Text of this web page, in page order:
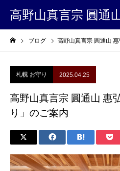
高野山真言宗 圓通
ブログ 高野山真言宗 圓通山
札幌 お守り 2025.04.25
高野山真言宗 圓通山 惠
り」のご案内